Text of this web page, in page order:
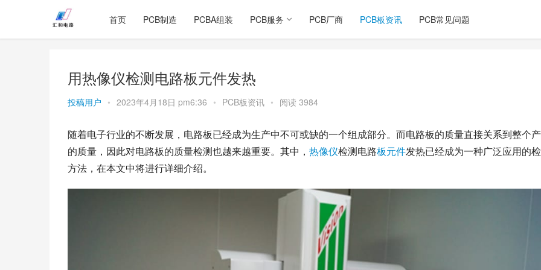
首页 PCB制造 PCBA组装 PCB服务 PCB厂商 PCB板资讯 PCB常见问题
用热像仪检测电路板元件发热
投稿用户 • 2023年4月18日 pm6:36 • PCB板资讯 • 阅读 3984
随着电子行业的不断发展，电路板已经成为生产中不可或缺的一个组成部分。而电路板的质量直接关系到整个
的质量，因此对电路板的质量检测也越来越重要。其中， 热像仪检测电路板元件发热已经成为一种广泛应用的
方法，在本文中将进行详细介绍。